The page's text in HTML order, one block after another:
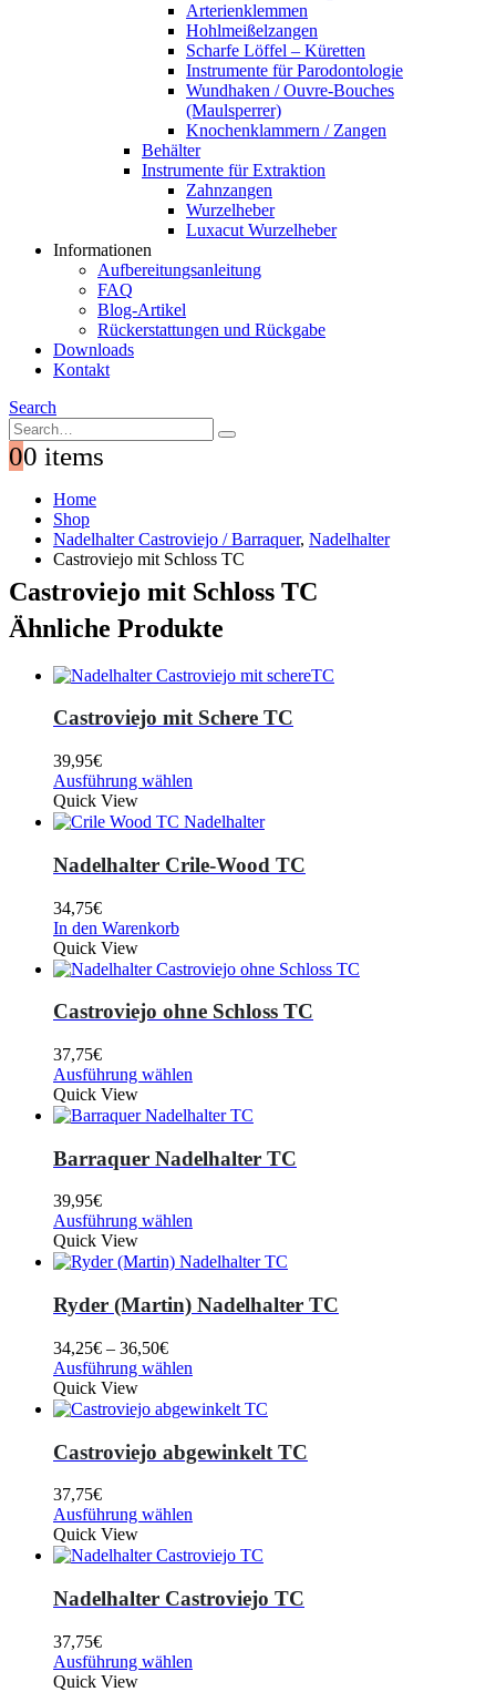
Arterienklemmen
Hohlmeißelzangen
Scharfe Löffel – Küretten
Instrumente für Parodontologie
Wundhaken / Ouvre-Bouches
(Maulsperrer)
Knochenklammern / Zangen
Behälter
Instrumente für Extraktion
Zahnzangen
Wurzelheber
Luxacut Wurzelheber
Informationen
Aufbereitungsanleitung
FAQ
Blog-Artikel
Rückerstattungen und Rückgabe
Downloads
Kontakt
Search
00 items
Home
Shop
Nadelhalter Castroviejo / Barraquer, Nadelhalter
Castroviejo mit Schloss TC
Castroviejo mit Schloss TC
Ähnliche Produkte
Castroviejo mit Schere TC
39,95€
Ausführung wählen
Quick View
Nadelhalter Crile-Wood TC
34,75€
In den Warenkorb
Quick View
Castroviejo ohne Schloss TC
37,75€
Ausführung wählen
Quick View
Barraquer Nadelhalter TC
39,95€
Ausführung wählen
Quick View
Ryder (Martin) Nadelhalter TC
34,25€ – 36,50€
Ausführung wählen
Quick View
Castroviejo abgewinkelt TC
37,75€
Ausführung wählen
Quick View
Nadelhalter Castroviejo TC
37,75€
Ausführung wählen
Quick View